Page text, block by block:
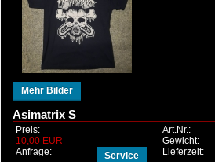
Mehr Bilder
Asimatrix S
Preis:
10,00 EUR
Art.Nr.:
Gewicht:
Anfrage:
Service
Lieferzeit: